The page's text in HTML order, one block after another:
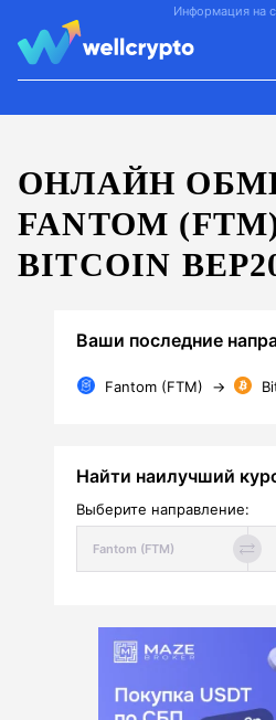
Информация на
ОНЛАЙН
FANTOM
BITCOIN
Ваши последние
Fantom (FTM) →
Найти наилучший
Выберите направление: